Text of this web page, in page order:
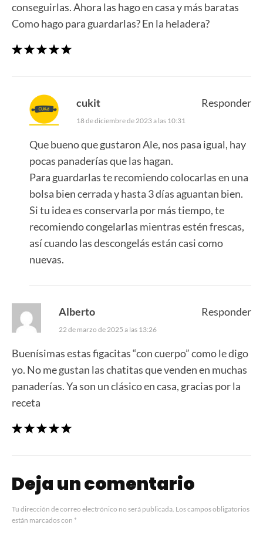
conseguirlas. Ahora las hago en casa y más baratas
Como hago para guardarlas? En la heladera?
cukit
18 de diciembre de 2023 a las 10:31
Que bueno que gustaron Ale, nos pasa igual, hay
pocas panaderías que las hagan.
Para guardarlas te recomiendo colocarlas en una
bolsa bien cerrada y hasta 3 días aguantan bien.
Si tu idea es conservarla por más tiempo, te
recomiendo congelarlas mientras estén frescas,
así cuando las descongelás están casi como
nuevas.
Responder
Alberto
22 de marzo de 2025 a las 13:26
Buenísimas estas figacitas “con cuerpo” como le digo
yo. No me gustan las chatitas que venden en muchas
panaderías. Ya son un clásico en casa, gracias por la
receta
Responder
Deja un comentario
Tu dirección de correo electrónico no será publicada. Los campos obligatorios
están marcados con *